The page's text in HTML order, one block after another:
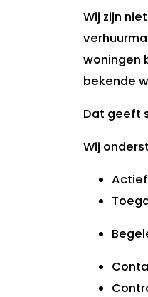
Wij zijn
woningen
bekende
Dat geeft
Wij